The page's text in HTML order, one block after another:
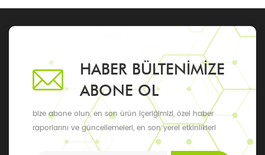
HABER BÜLTENIMIZE
ABONE OL
bize abone olun, en son ürün içeriğimizi, özel haber
raporlarını ve güncellemeleri, en son yerel etkinlikleri
alabilirsiniz